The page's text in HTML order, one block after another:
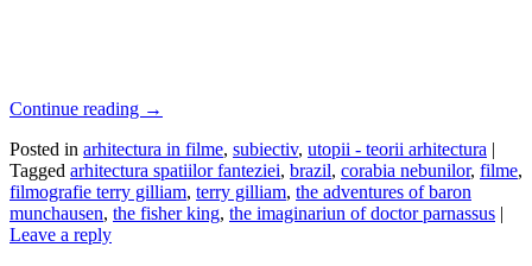
Continue reading →
Posted in arhitectura in filme, subiectiv, utopii - teorii arhitectura |
Tagged arhitectura spatiilor fanteziei, brazil, corabia nebunilor, filme,
filmografie terry gilliam, terry gilliam, the adventures of baron
munchausen, the fisher king, the imaginariun of doctor parnassus |
Leave a reply